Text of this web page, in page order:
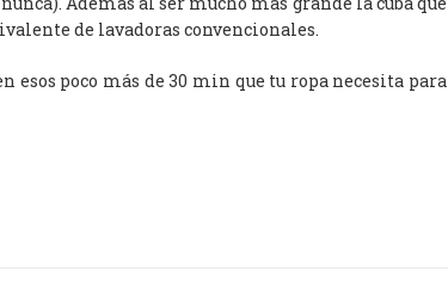
de lavadoras convencionales.
esos poco más de 30 min que tu ropa necesita para